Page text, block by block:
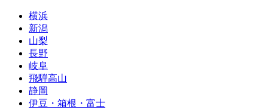
横浜
新潟
山梨
長野
岐阜
飛騨高山
静岡
伊豆・箱根・富士